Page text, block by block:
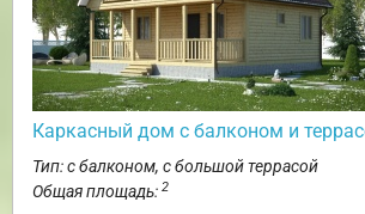
Каркасный дом с балконом и
Тип: с балконом, с большой террасой
Общая площадь: 2